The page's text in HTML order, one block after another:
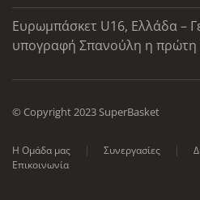
Ευρωμπάσκετ U16, Ελλάδα –
υπογραφή Σπανούλη η πρώτη
© Copyright 2023 SuperBasket
Η Ομάδα μας Συνεργασίες
Επικοινωνία